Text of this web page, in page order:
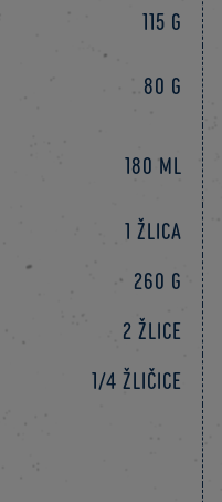
115 g
80 g
180 ml
1 žlica
260 g
2 žlice
1/4 žličice